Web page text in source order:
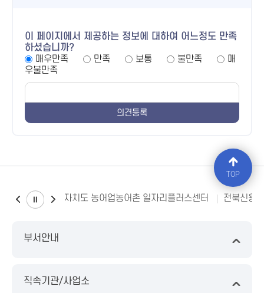
이 페이지에서 제공하는 정보에 대하여 어느정도 만족
하셨습니까?
매우만족
만족 보통 불만족
매
우불만족
전북특별자치도 농어업농어촌 일자리플러스센터 전북신용
부서안내
직속기관/사업소
TOP